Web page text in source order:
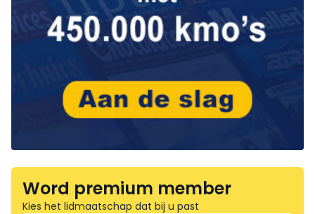
Word premium member
Kies het lidmaatschap dat bij u past